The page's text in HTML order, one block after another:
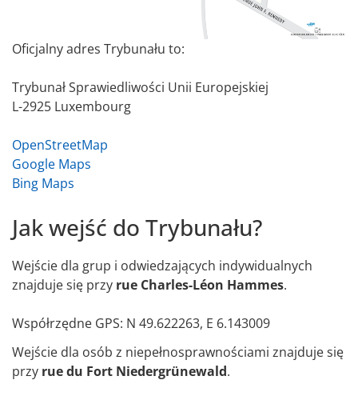
Oficjalny adres Trybunału to:
Trybunał Sprawiedliwości Unii Europejskiej
L-2925 Luxembourg
OpenStreetMap
Google Maps
Bing Maps
Jak wejść do Trybunału?
Wejście dla grup i odwiedzających indywidualnych
znajduje się przy rue Charles-Léon Hammes.
Współrzędne GPS: N 49.622263, E 6.143009
Wejście dla osób z niepełnosprawnościami znajduje się
przy rue du Fort Niedergrünewald.